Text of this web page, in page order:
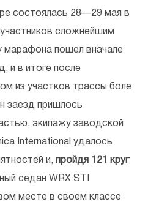
состоялась 28—29 мая в
сложнейшим
марафона пошел вначале
и в итоге после
из участков трассы боле
заезд пришлось
экипажу заводской
International удалось
и, пройдя 121 круг
седан WRX STI
месте в своем классе